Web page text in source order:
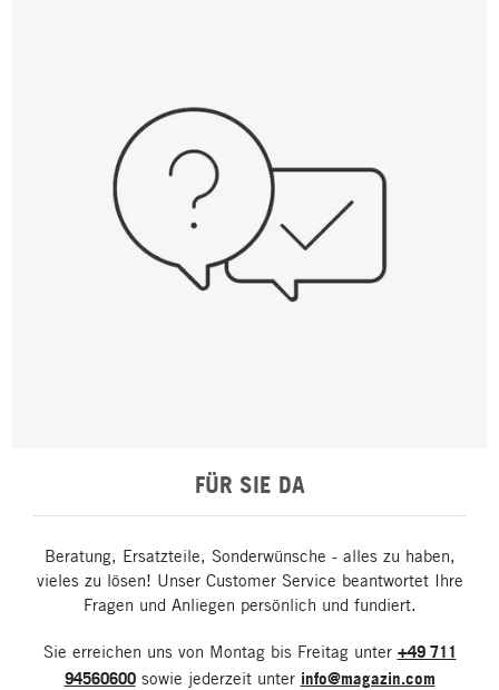
FÜR SIE DA
Beratung, Ersatzteile, Sonderwünsche - alles zu haben,
vieles zu lösen! Unser Customer Service beantwortet Ihre
Fragen und Anliegen persönlich und fundiert.
Sie erreichen uns von Montag bis Freitag unter +49 711
94560600sowie jederzeit unter info@magazin.com